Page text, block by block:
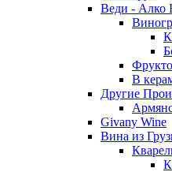
Веди - Алко
В
Другие
Givany Wine
Вина из